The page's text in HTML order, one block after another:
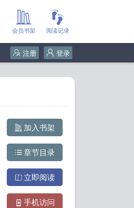
阅读记录
会员书架
登录
注册
加入书架
章节目录
立即阅读
手机访问